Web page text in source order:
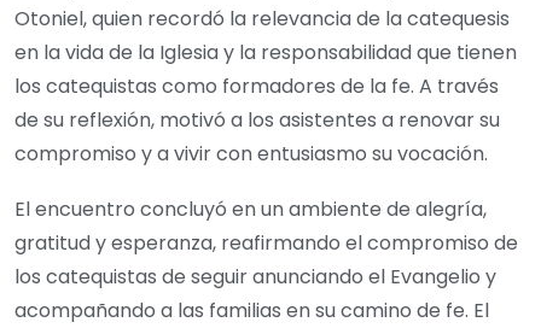
Otoniel, quien recordó la relevancia de la catequesis
en la vida de la Iglesia y la responsabilidad que tienen
los catequistas como formadores de la fe. A través
de su reflexión, motivó a los asistentes a renovar su
compromiso y a vivir con entusiasmo su vocación.
El encuentro concluyó en un ambiente de alegría,
gratitud y esperanza, reafirmando el compromiso de
los catequistas de seguir anunciando el Evangelio y
acompañando a las familias en su camino de fe. El